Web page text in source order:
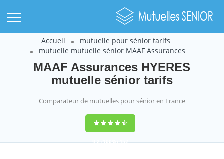
Accueil
mutuelle pour sénior tarifs
mutuelle mutuelle sénior MAAF Assurances
MAAF Assurances HYERES
mutuelle sénior tarifs
Comparateur de mutuelles pour sénior en France
9,2(100%)452